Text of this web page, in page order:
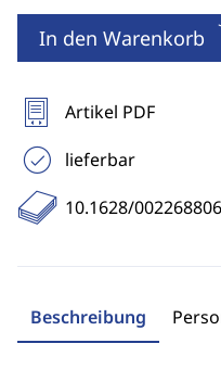
In den Warenkorb
Artikel PDF
lieferbar
10.1628/
Beschreibung